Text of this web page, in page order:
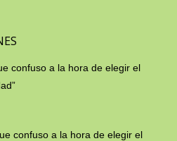
confuso a la hora de elegir el
confuso a la hora de elegir el